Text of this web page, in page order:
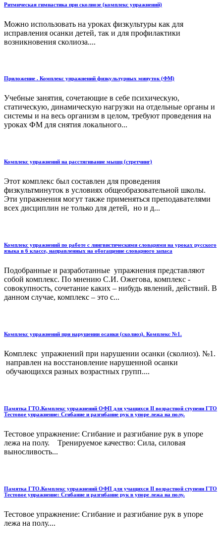
Ритмическая гимнастика при сколиозе (комплекс упражнений)
Можно использовать на уроках физкультуры как для
исправления осанки детей, так и для профилактики
возникновения сколиоза....
Приложение . Комплекс упражнений физкультурных минуток (ФМ)
Учебные занятия, сочетающие в себе психическую,
статическую, динамическую нагрузки на отдельные органы и
системы и на весь организм в целом, требуют проведения на
уроках ФМ для снятия локального...
Комплекс упражнений на расстягивание мышц (стретчинг)
Этот комплекс был составлен для проведения
физкультминуток в условиях общеобразовательной школы.
Эти упражнения могут также применяться преподавателями
всех дисциплин не только для детей, но и д...
Комплекс упражнений по работе с лингвистическими словарями на уроках русского
языка в 6 классе, направленных на обогащение словарного запаса
Подобранные и разработанные упражнения представляют
собой комплекс. По мнению С.И. Ожегова, комплекс -
совокупность, сочетание каких – нибудь явлений, действий. В
данном случае, комплекс – это с...
Комплекс упражнений при нарушении осанки (сколиоз). Комплекс №1.
Комплекс упражнений при нарушении осанки (сколиоз). №1.
направлен на восстановление нарушенной осанки
обучающихся разных возрастных групп....
Памятка ГТО.Комплекс упражнений ОФП для учащихся II возрастной ступени ГТО
Тестовое упражнение: Сгибание и разгибание рук в упоре лежа на полу.
Тестовое упражнение: Сгибание и разгибание рук в упоре
лежа на полу. Тренируемое качество: Сила, силовая
выносливость...
Памятка ГТО.Комплекс упражнений ОФП для учащихся II возрастной ступени ГТО
Тестовое упражнение: Сгибание и разгибание рук в упоре лежа на полу.
Тестовое упражнение: Сгибание и разгибание рук в упоре
лежа на полу....